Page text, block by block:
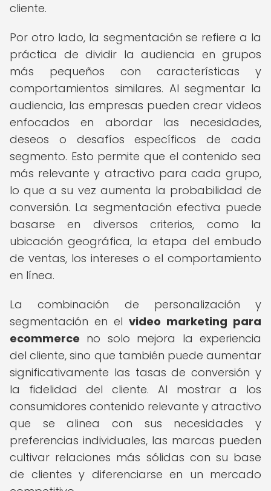
cliente.
Por otro lado, la segmentación se refiere a la
práctica de dividir la audiencia en grupos
más pequeños con características y
comportamientos similares. Al segmentar la
audiencia, las empresas pueden crear videos
enfocados en abordar las necesidades,
deseos o desafíos específicos de cada
segmento. Esto permite que el contenido sea
más relevante y atractivo para cada grupo,
lo que a su vez aumenta la probabilidad de
conversión. La segmentación efectiva puede
basarse en diversos criterios, como la
ubicación geográfica, la etapa del embudo
de ventas, los intereses o el comportamiento
en línea.
La combinación de personalización y
segmentación en el video marketing para
ecommerce no solo mejora la experiencia
del cliente, sino que también puede aumentar
significativamente las tasas de conversión y
la fidelidad del cliente. Al mostrar a los
consumidores contenido relevante y atractivo
que se alinea con sus necesidades y
preferencias individuales, las marcas pueden
cultivar relaciones más sólidas con su base
de clientes y diferenciarse en un mercado